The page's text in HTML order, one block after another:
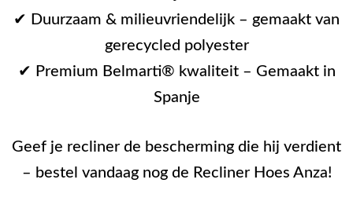
✔ Duurzaam & milieuvriendelijk – gemaakt van
gerecycled polyester
✔ Premium Belmarti® kwaliteit – Gemaakt in
Spanje
Geef je recliner de bescherming die hij verdient
– bestel vandaag nog de Recliner Hoes Anza!